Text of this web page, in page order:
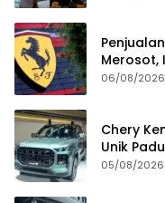
Merosot,
06/08/2026
Chery
Unik
05/08/2026